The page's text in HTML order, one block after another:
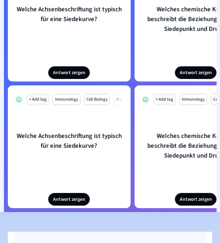
Welche Achsenbeschriftung ist typisch
für eine Siedekurve?
Antwort zeigen
Welches chemische
beschreibt die Beziehung
Siedepunkt und
Antwort zeigen
+ Add tag Immunology Cell Biology Mo
Welche Achsenbeschriftung ist typisch
für eine Siedekurve?
Antwort zeigen
+ Add tag Immunology
Welches chemische
beschreibt die Beziehung
Siedepunkt und
Antwort zeigen